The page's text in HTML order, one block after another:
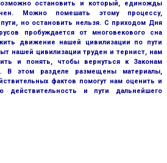
остановить и который, единожды
Можно помешать этому процессу,
но остановить нельзя. С приходом Дня
пробуждается от многовекового сна
движение нашей цивилизации по пути
нашей цивилизации труден и тернист, нам
и понять, чтобы вернуться к Законам
В этом разделе размещены материалы,
фактов помогут нам оценить и
действительность и пути дальнейшего